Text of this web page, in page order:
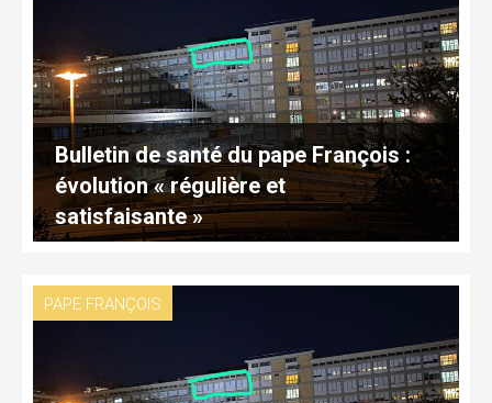
Bulletin de santé du pape François :
évolution « régulière et
satisfaisante »
PAPE FRANÇOIS